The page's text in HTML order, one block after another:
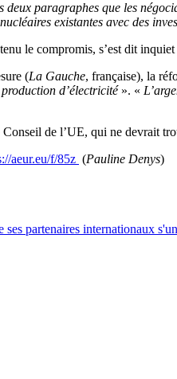
deux paragraphes que les
existantes avec des
le compromis, s’est dit
(La Gauche, française), la
d’électricité ». «
de l’UE, qui ne devrait
aeur.eu/f/85z (Pauline Denys)
partenaires internationaux